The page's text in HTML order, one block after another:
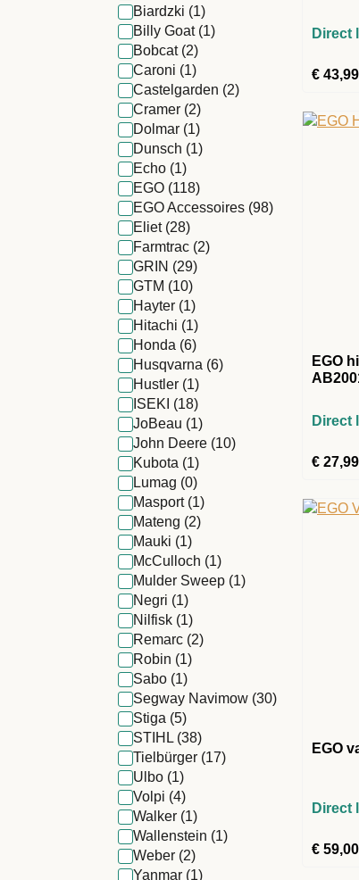
Biardzki (1)
Billy Goat (1)
Bobcat (2)
Caroni (1)
Castelgarden (2)
Cramer (2)
Dolmar (1)
Dunsch (1)
Echo (1)
EGO (118)
EGO Accessoires (98)
Eliet (28)
Farmtrac (2)
GRIN (29)
GTM (10)
Hayter (1)
Hitachi (1)
Honda (6)
Husqvarna (6)
Hustler (1)
ISEKI (18)
JoBeau (1)
John Deere (10)
Kubota (1)
Lumag (0)
Masport (1)
Mateng (2)
Mauki (1)
McCulloch (1)
Mulder Sweep (1)
Negri (1)
Nilfisk (1)
Remarc (2)
Robin (1)
Sabo (1)
Segway Navimow (30)
Stiga (5)
STIHL (38)
Tielbürger (17)
Ulbo (1)
Volpi (4)
Walker (1)
Wallenstein (1)
Weber (2)
Yanmar (1)
Direct
€ 43,99
EGO
Direct
€ 27,99
EGO
Direct
€ 59,00